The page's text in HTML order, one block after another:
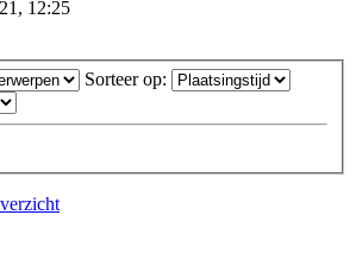
12:25
Sorteer op: